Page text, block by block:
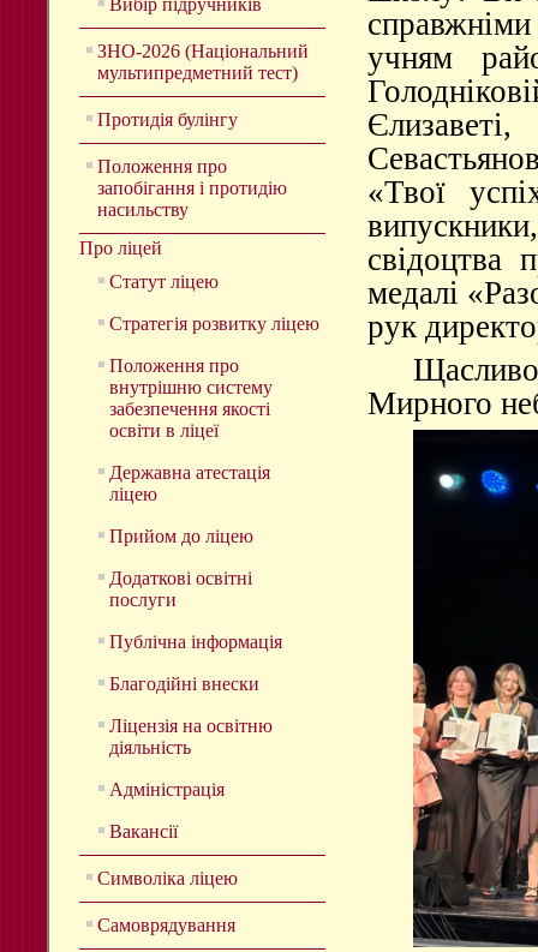
ЗНО-2026 (Національний
мультипредметний тест)
Протидія булінгу
Положення про
запобігання і протидію
насильству
Про ліцей
Статут ліцею
Стратегія розвитку ліцею
Положення про
внутрішню систему
забезпечення якості
освіти в ліцеї
Державна атестація
ліцею
Прийом до ліцею
Додаткові освітні
послуги
Публічна інформація
Благодійні внески
Ліцензія на освітню
діяльність
Адміністрація
Вакансії
Символіка ліцею
Самоврядування
учням
«Твої
свідоцтва
медалі
рук
Мирного